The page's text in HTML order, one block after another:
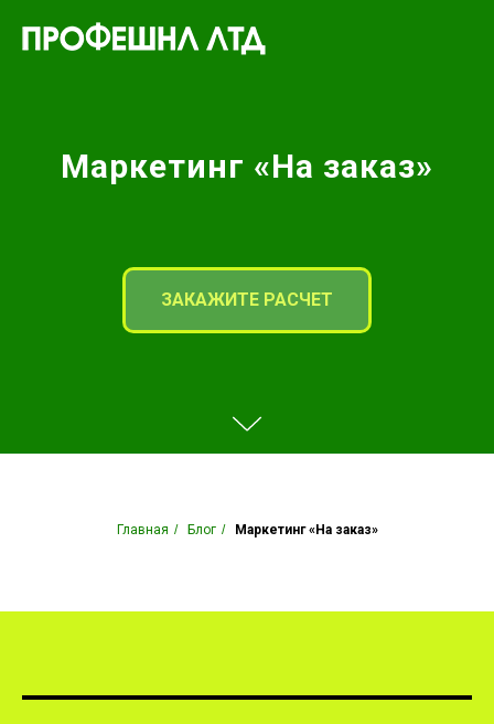
Маркетинг «На заказ»
ЗАКАЖИТЕ РАСЧЕТ
Главная / Блог / Маркетинг «На заказ»